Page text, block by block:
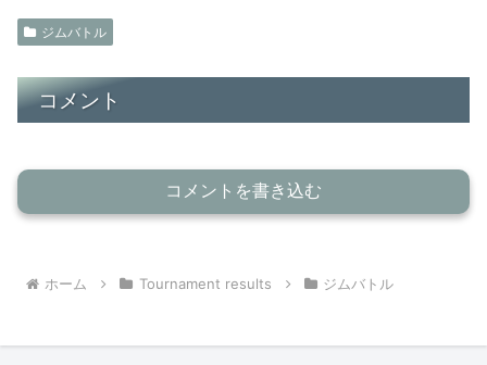
ジムバトル
コメント
コメントを書き込む
ホーム Tournament results ジムバトル